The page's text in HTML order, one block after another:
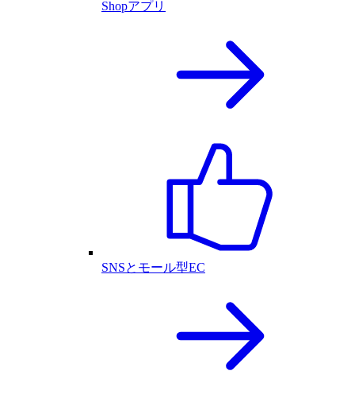
Shopアプリ
SNSとモール型EC